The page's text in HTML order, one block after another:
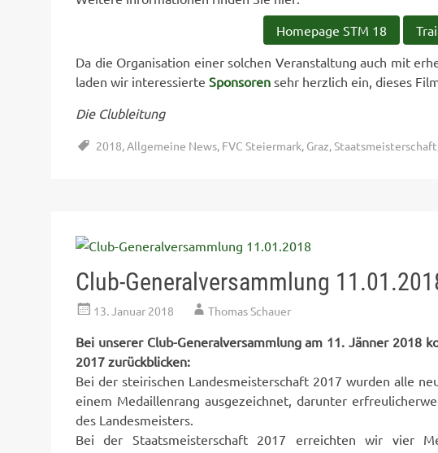
Homepage STM 18
Da die Organisation einer solchen Veranstaltung auch mit
laden wir interessierte Sponsoren sehr herzlich ein, dieses
Die Clubleitung
2018,Allgemeine News, FVC Steiermark, Graz,Staatsmeisterschaft
Club-Generalversammlung
13. Januar 2018 Thomas Schauer
Bei unserer Club-Generalversammlung am 11. Jänner 2018
2017 zurückblicken:
Bei der steirischen Landesmeisterschaft 2017 wurden alle
einem Medaillenrang ausgezeichnet, darunter
des Landesmeisters.
Bei der Staatsmeisterschaft 2017 erreichten wir vier